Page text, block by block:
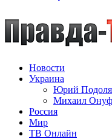
Новости
Украина
Юрий
Михаил
Россия
Мир
ТВ Онлайн